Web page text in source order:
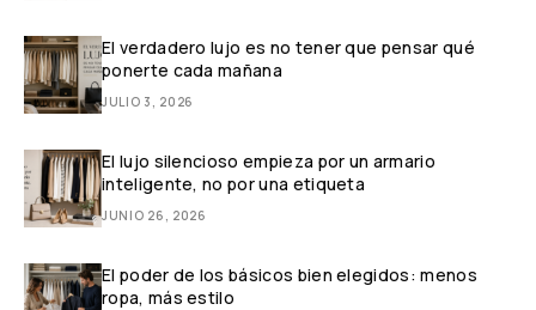
El verdadero lujo es no tener que pensar qué
ponerte cada mañana
JULIO 3, 2026
El lujo silencioso empieza por un armario
inteligente, no por una etiqueta
JUNIO 26, 2026
El poder de los básicos bien elegidos: menos
ropa, más estilo